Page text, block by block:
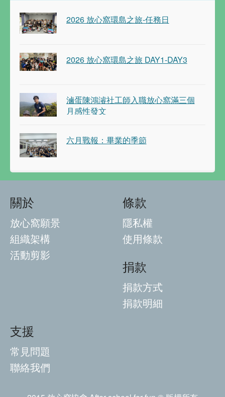
2026 放心窩環島之旅-任務日
2026 放心窩環島之旅 DAY1-DAY3
滷蛋陳鴻濬社工師入職放心窩滿三個
月感性發文
六月戰報：畢業的季節
關於
放心窩願景
組織架構
活動剪影
條款
隱私權
使用條款
捐款
捐款方式
捐款明細
支援
常見問題
聯絡我們